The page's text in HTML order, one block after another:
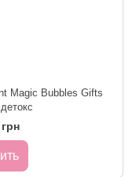
Magic Bubbles Gifts